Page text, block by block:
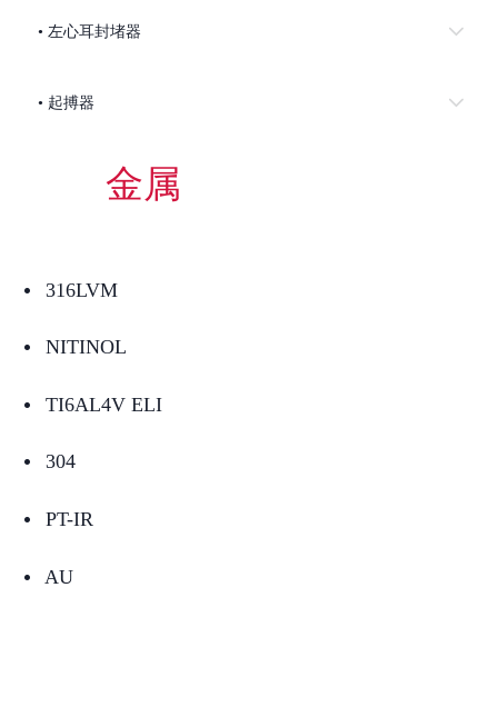
• 左心耳封堵器
• 起搏器
金属
넸 316LVM
넸 NITINOL
넸 304
넸 TI6AL4V ELI
넸 AU
넸 PT-IR